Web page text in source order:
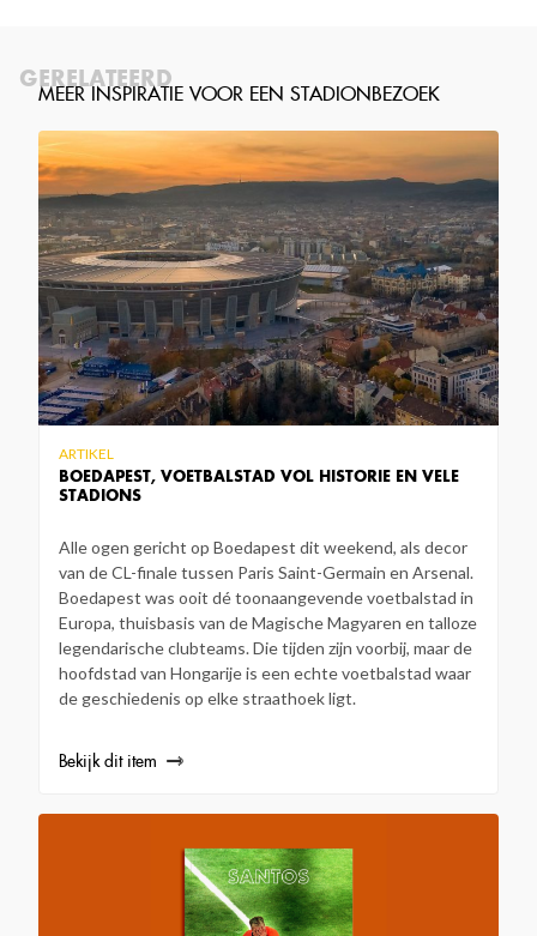
GERELATEERD
BOEDAPEST, VOETBALSTAD VOL HISTORIE EN VELE
STADIONS
ARTIKEL
Alle ogen gericht op Boedapest dit weekend, als decor
van de CL-finale tussen Paris Saint-Germain en Arsenal.
Boedapest was ooit dé toonaangevende voetbalstad in
Europa, thuisbasis van de Magische Magyaren en talloze
legendarische clubteams. Die tijden zijn voorbij, maar de
hoofdstad van Hongarije is een echte voetbalstad waar
de geschiedenis op elke straathoek ligt.
Bekijk dit item